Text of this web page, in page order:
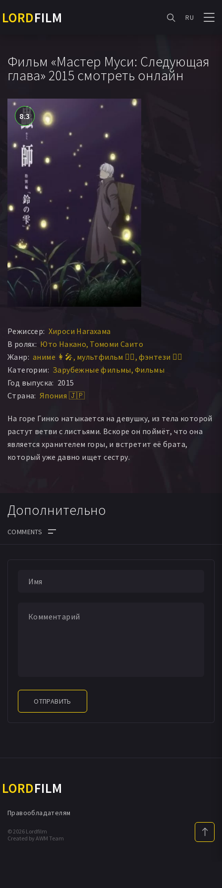
LORDFILM RU
Фильм «Мастер Муси: Следующая
глава» 2015 смотреть онлайн
8.3
Режиссер: Хироси Нагахама
В ролях: Юто Накано Томоми Саито
Жанр: аниме 👩‍🎤 мультфильм 🧚‍♀️ фэнтези 🧝‍♂️
Категории: Зарубежные фильмы Фильмы
Год выпуска: 2015
Страна: Япония 🇯🇵
На горе Гинко натыкается на девушку, из тела которой
растут ветви с листьями. Вскоре он поймёт, что она
является хранителем горы, и встретит её брата,
который уже давно ищет сестру.
Дополнительно
ОТПРАВИТЬ
LORDFILM
© 2026 Lordfilm
Created by AWM Team
Правообладателям